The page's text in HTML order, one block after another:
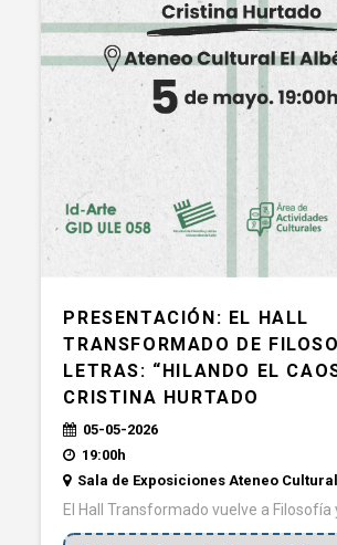
PRESENTACIÓN: EL HALL
TRANSFORMADO DE
LETRAS: “HILANDO EL
CRISTINA HURTADO
05-05-2026
19:00h
Sala de Exposiciones Ateneo
El Hall Transformado vuelve a Filosofía